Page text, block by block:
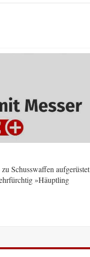
Schusswaffen aufgerüstet
»Häuptling